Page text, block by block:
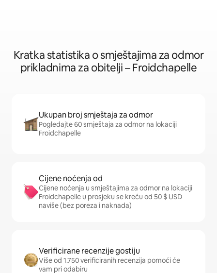
Kratka statistika o smještajima za odmor
prikladnima za obitelji – Froidchapelle
Ukupan broj smještaja za odmor
Pogledajte 60 smještaja za odmor na lokaciji
Froidchapelle
Cijene noćenja od
Cijene noćenja u smještajima za odmor na lokaciji
Froidchapelle u prosjeku se kreću od 50 $ USD
naviše (bez poreza i naknada)
Verificirane recenzije gostiju
Više od 1.750 verificiranih recenzija pomoći će
vam pri odabiru